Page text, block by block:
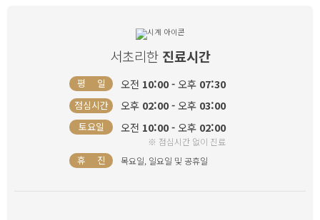
서초리한 진료시간
평 일 오전 10:00 -오후 07:30
점심시간 오후 02:00 -오후 03:00
토요일 오전 10:00 -오후 02:00
※ 점심시간 없이 진료
휴 진 목요일, 일요일 및 공휴일